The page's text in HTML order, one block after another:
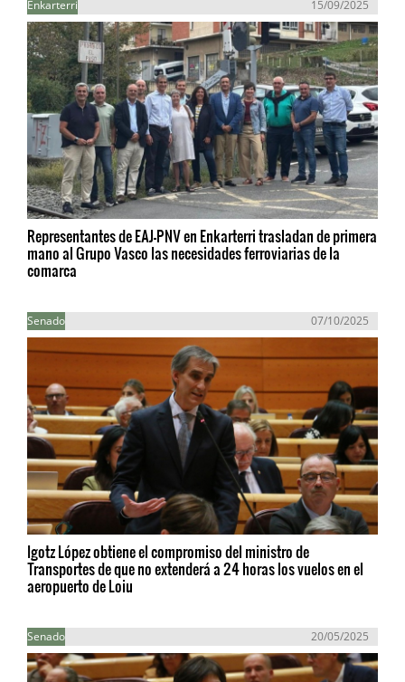
Enkarterri 15/09/2025
Representantes de EAJ-PNV en Enkarterri trasladan de primera
mano al Grupo Vasco las necesidades ferroviarias de la
comarca
Senado 07/10/2025
Igotz López obtiene el compromiso del ministro de
Transportes de que no extenderá a 24 horas los vuelos en el
aeropuerto de Loiu
Senado 20/05/2025